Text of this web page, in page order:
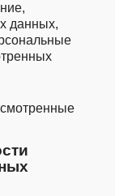
данных,